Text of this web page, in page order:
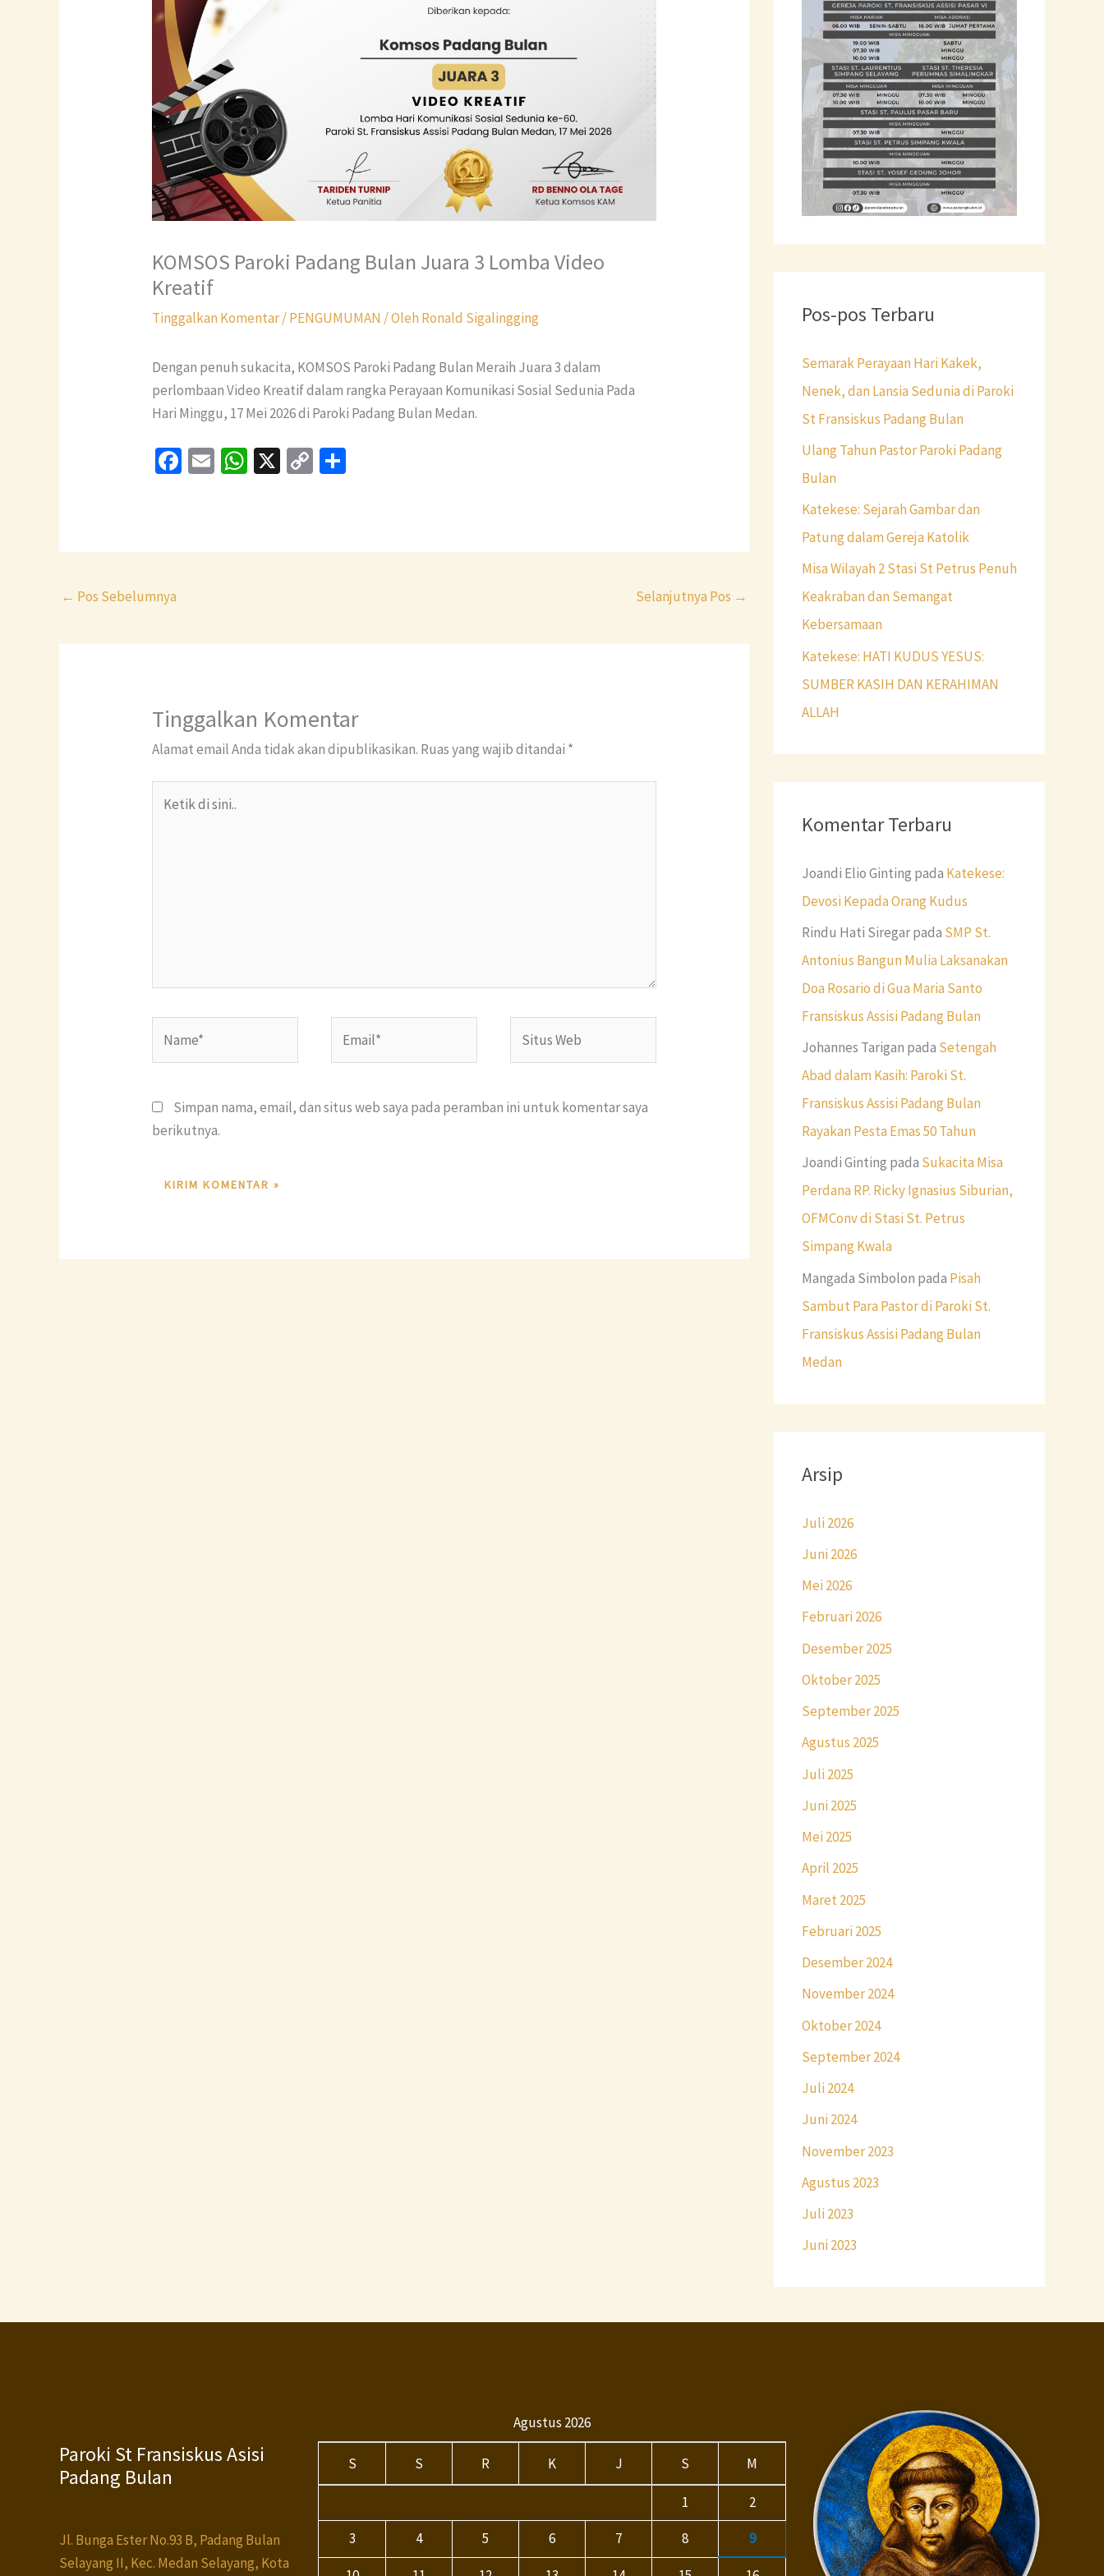
KOMSOS Paroki Padang Bulan Juara 3 Lomba Video
Kreatif
Tinggalkan Komentar/PENGUMUMAN / Oleh Ronald Sigalingging
Dengan penuh sukacita, KOMSOS Paroki Padang Bulan Meraih Juara 3 dalam
perlombaan Video Kreatif dalam rangka Perayaan Komunikasi Sosial Sedunia Pada
Hari Minggu, 17 Mei 2026 di Paroki Padang Bulan Medan.
Fa E
W X
C
← Pos Sebelumnya Selanjutnya Pos →
Tinggalkan Komentar
Alamat email Anda tidak akan dipublikasikan. Ruas yang wajib ditandai *
Web
Simpan nama, email, dan situs web saya pada peramban ini untuk komentar saya
berikutnya.
u
Pos-pos Terbaru
Semarak Perayaan Hari Kakek,
Nenek, dan Lansia Sedunia di Paroki
St Fransiskus Padang Bulan
Ulang Tahun Pastor Paroki Padang
Bulan
Katekese: Sejarah Gambar dan
Patung dalam Gereja Katolik
Misa Wilayah 2 Stasi St Petrus Penuh
Keakraban dan Semangat
Kebersamaan
Katekese: HATI KUDUS YESUS:
SUMBER KASIH DAN KERAHIMAN
ALLAH
Komentar Terbaru
Joandi Elio Ginting pada Katekese:
Devosi Kepada Orang Kudus
Rindu Hati Siregarpada SMP St.
Antonius Bangun Mulia Laksanakan
Doa Rosario di Gua Maria Santo
Fransiskus Assisi Padang Bulan
Johannes Tarigan pada Setengah
Abad dalam Kasih: Paroki St.
Fransiskus Assisi Padang Bulan
Rayakan Pesta Emas 50 Tahun
Joandi Ginting pada Sukacita Misa
Perdana RP. Ricky Ignasius Siburian,
OFMConv di Stasi St. Petrus
Simpang Kwala
Mangada Simbolon pada Pisah
Sambut Para Pastor di Paroki St.
Fransiskus Assisi Padang Bulan
Medan
Arsip
Juli 2026
Juni 2026
Mei 2026
Februari 2026
Desember 2025
Oktober 2025
September 2025
Agustus 2025
Juli 2025
Juni 2025
Mei 2025
April 2025
Maret 2025
Februari 2025
Desember 2024
November 2024
Oktober 2024
September 2024
Juli 2024
Juni 2024
November 2023
Agustus 2023
Juli 2023
Juni 2023
Paroki St Fransiskus Asisi
Padang Bulan
Jl. Bunga Ester No.93 B, Padang Bulan
Selayang II, Kec. Medan Selayang, Kota
Agustus 2026
S S R K J S M
1
2
3
4 5 6 7 8 9